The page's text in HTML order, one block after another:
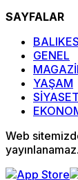
SAYFALAR
GENEL
YAŞAM
SİYASET
Web
yayınlanamaz.